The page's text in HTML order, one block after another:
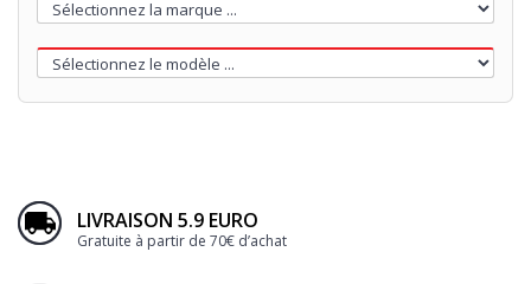
LIVRAISON 5.9 EURO
Gratuite à partir de 70€ d’achat